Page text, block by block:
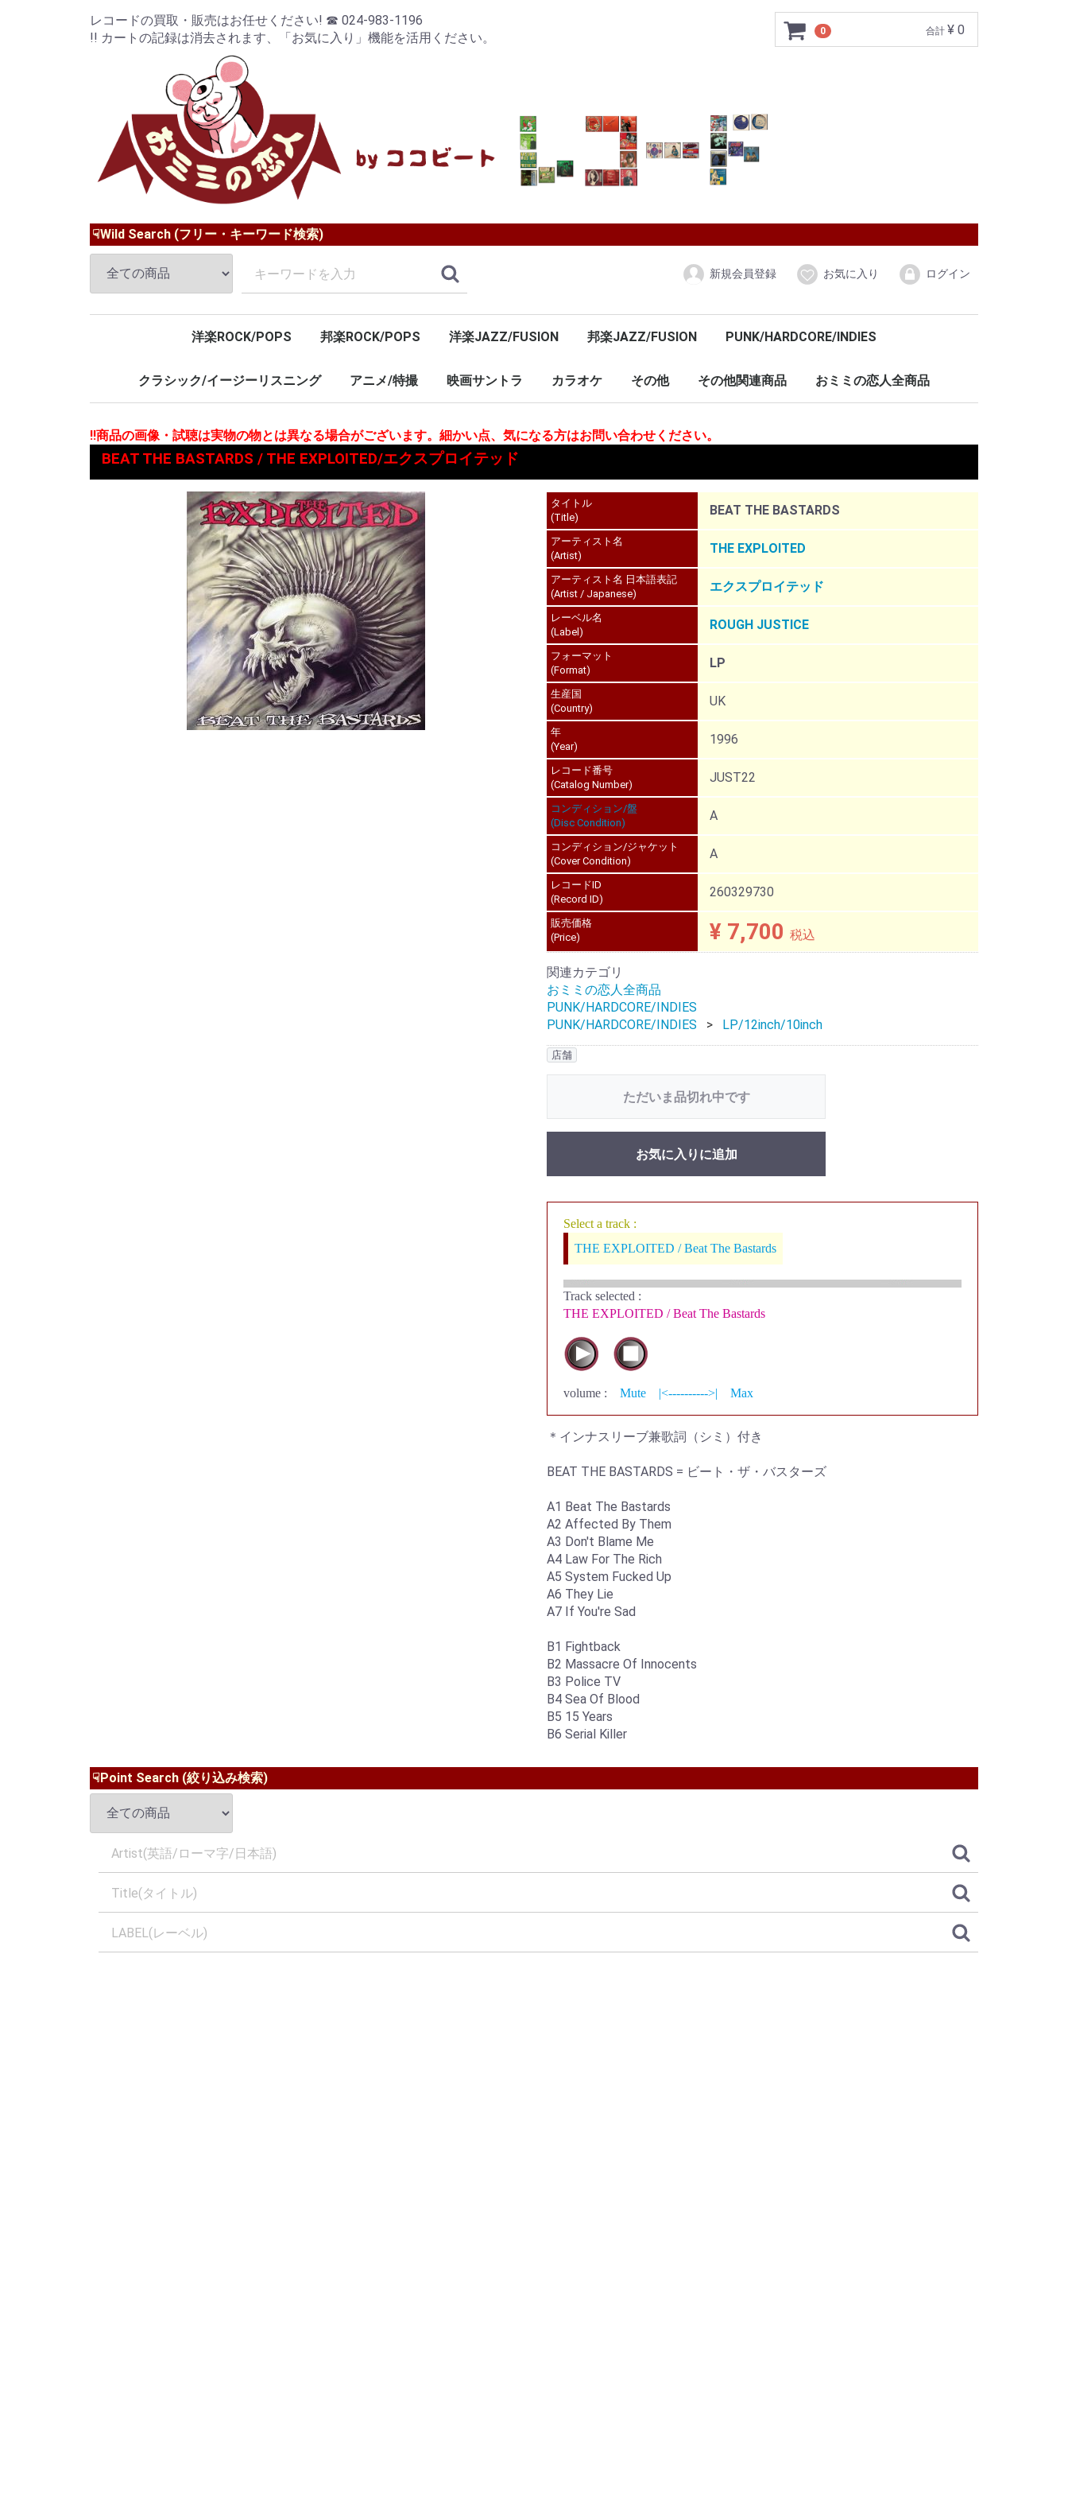
レコードの買取・販売はお任せください! ☎ 024-983-1196
!! カートの記録は消去されます、「お気に入り」機能を活用ください。
0 合計 ¥ 0
☟Wild Search (フリー・キーワード検索)
新規会員登録 お気に入り ログイン
洋楽ROCK/POPS
LP/12inch/10inch
7inch
邦楽ROCK/POPS
LP/12inch/10inch
7inch
洋楽JAZZ/FUSION
LP/12inch/10inch
7inch
邦楽JAZZ/FUSION
LP/12inch/10inch
7inch
PUNK/HARDCORE/INDIES
LP/12inch/10inch
7inch
クラシック/イージーリスニング アニメ/特撮 映画サントラ カラオケ その他 その他関連商品 おミミの恋人全商品
!!商品の画像・試聴は実物の物とは異なる場合がございます。細かい点、気になる方はお問い合わせください。
BEAT THE BASTARDS / THE EXPLOITED/エクスプロイテッド
タイトル
(Title)
BEAT THE BASTARDS
アーティスト名
(Artist)
THE EXPLOITED
アーティスト名 日本語表記
(Artist / Japanese)
エクスプロイテッド
レーベル名
(Label)
ROUGH JUSTICE
フォーマット
(Format)
LP
生産国
(Country)
UK
年
(Year)
1996
レコード番号
(Catalog Number)
JUST22
コンディション/盤
(Disc Condition)
A
コンディション/ジャケット
(Cover Condition)
A
レコードID
(Record ID)
260329730
販売価格
(Price)
¥ 7,700 税込
関連カテゴリ
おミミの恋人全商品
PUNK/HARDCORE/INDIES
PUNK/HARDCORE/INDIES
LP/12inch/10inch
店舗
ただいま品切れ中です
お気に入りに追加
Select a track :
THE EXPLOITED / Beat The Bastards
Track selected :
THE EXPLOITED / Beat The Bastards
volume : Mute |<---------->| Max
＊インナスリーブ兼歌詞（シミ）付き
BEAT THE BASTARDS = ビート・ザ・バスターズ
A1 Beat The Bastards
A2 Affected By Them
A3 Don't Blame Me
A4 Law For The Rich
A5 System Fucked Up
A6 They Lie
A7 If You're Sad
B1 Fightback
B2 Massacre Of Innocents
B3 Police TV
B4 Sea Of Blood
B5 15 Years
B6 Serial Killer
☟Point Search (絞り込み検索)